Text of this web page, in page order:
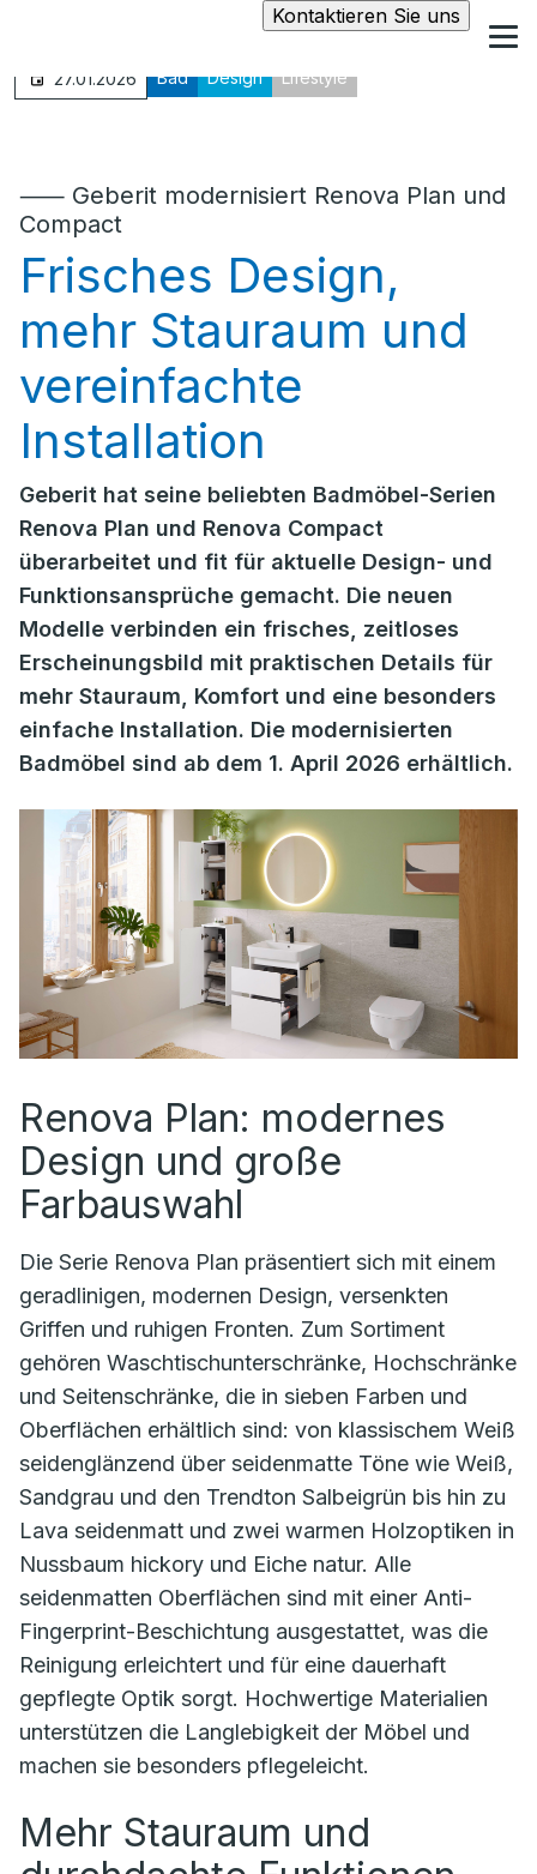
Kontaktieren Sie uns
27.01.2026 Bad Design Lifestyle
⸺ Geberit modernisiert Renova Plan und
Compact
Frisches Design,
mehr Stauraum und
vereinfachte
Installation
Geberit hat seine beliebten Badmöbel-Serien
Renova Plan und Renova Compact
überarbeitet und fit für aktuelle Design- und
Funktionsansprüche gemacht. Die neuen
Modelle verbinden ein frisches, zeitloses
Erscheinungsbild mit praktischen Details für
mehr Stauraum, Komfort und eine besonders
einfache Installation. Die modernisierten
Badmöbel sind ab dem 1. April 2026 erhältlich.
Renova Plan: modernes
Design und große
Farbauswahl
Die Serie Renova Plan präsentiert sich mit einem
geradlinigen, modernen Design, versenkten
Griffen und ruhigen Fronten. Zum Sortiment
gehören Waschtischunterschränke, Hochschränke
und Seitenschränke, die in sieben Farben und
Oberflächen erhältlich sind: von klassischem Weiß
seidenglänzend über seidenmatte Töne wie Weiß,
Sandgrau und den Trendton Salbeigrün bis hin zu
Lava seidenmatt und zwei warmen Holzoptiken in
Nussbaum hickory und Eiche natur. Alle
seidenmatten Oberflächen sind mit einer Anti-
Fingerprint-Beschichtung ausgestattet, was die
Reinigung erleichtert und für eine dauerhaft
gepflegte Optik sorgt. Hochwertige Materialien
unterstützen die Langlebigkeit der Möbel und
machen sie besonders pflegeleicht.
Mehr Stauraum und